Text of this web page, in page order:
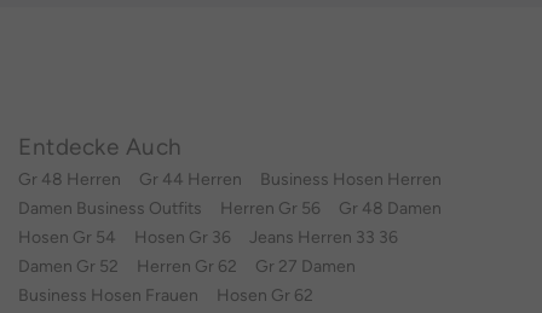
Entdecke Auch
Gr 48 Herren Gr 44 Herren
Business Hosen Herren
Damen Business Outfits
Herren Gr 56
Gr 48 Damen
Hosen Gr 54
Hosen Gr 36
Jeans Herren 33 36
Damen Gr 52
Herren Gr 62
Gr 27 Damen
Business Hosen Frauen
Hosen Gr 62